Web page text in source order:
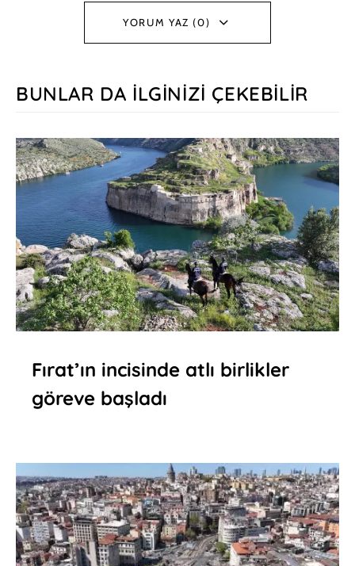
YORUM YAZ (0)
BUNLAR DA İLGINIZI ÇEKEBILIR
Fırat’ın incisinde atlı birlikler
göreve başladı